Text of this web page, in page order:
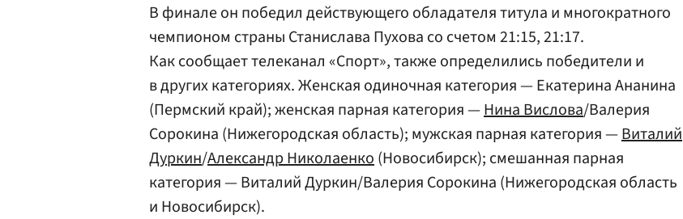
В финале он победил действующего обладателя титула и многократного
чемпионом страны Станислава Пухова со счетом 21:15, 21:17.
Как сообщает телеканал «Спорт», также определились победители и
в других категориях. Женская одиночная категория — Екатерина Ананина
(Пермский край); женская парная категория —Нина Вислова/Валерия
Сорокина (Нижегородская область); мужская парная категория —Виталий
Дуркин/Александр Николаенко(Новосибирск); смешанная парная
категория — Виталий Дуркин/Валерия Сорокина (Нижегородская область
и Новосибирск).